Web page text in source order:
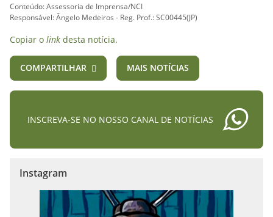
Conteúdo: Assessoria de Imprensa/NCI
Responsável: Ângelo Medeiros - Reg. Prof.: SC00445(JP)
Copiar o link desta notícia.
COMPARTILHAR MAIS NOTÍCIAS
INSCREVA-SE NO NOSSO CANAL DE NOTÍCIAS
Instagram